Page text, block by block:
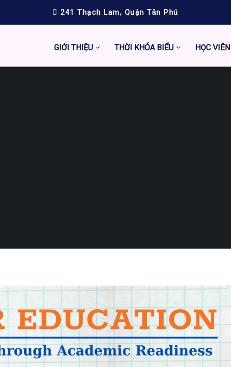
241 Thạch Lam, Quận Tân Phú
GIỚI THIỆU THỜI KHÓA BIỂU HỌC